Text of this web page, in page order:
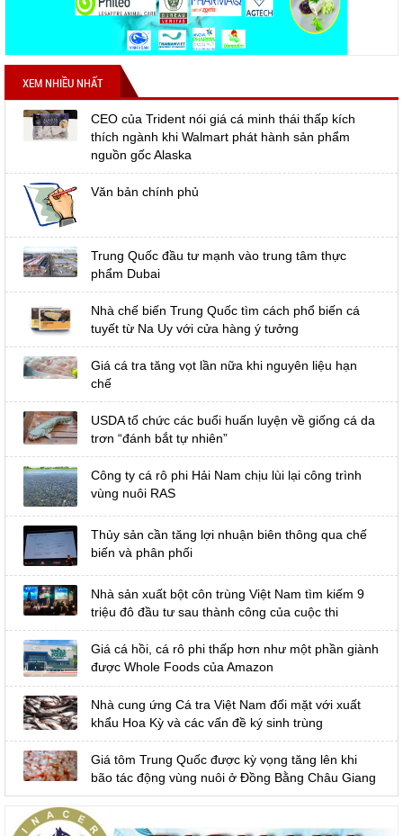
XEM NHIỀU NHẤT
CEO của Trident nói giá cá minh thái thấp kích
thích ngành khi Walmart phát hành sản phẩm
nguồn gốc Alaska
Văn bản chính phủ
Trung Quốc đầu tư mạnh vào trung tâm thực
phẩm Dubai
Nhà chế biến Trung Quốc tìm cách phổ biến cá
tuyết từ Na Uy với cửa hàng ý tưởng
Giá cá tra tăng vọt lần nữa khi nguyên liệu hạn
chế
USDA tổ chức các buổi huấn luyện về giống cá da
trơn “đánh bắt tự nhiên”
Công ty cá rô phi Hải Nam chịu lùi lại công trình
vùng nuôi RAS
Thủy sản cần tăng lợi nhuận biên thông qua chế
biến và phân phối
Nhà sản xuất bột côn trùng Việt Nam tìm kiếm 9
triệu đô đầu tư sau thành công của cuộc thi
Giá cá hồi, cá rô phi thấp hơn như một phần giành
được Whole Foods của Amazon
Nhà cung ứng Cá tra Việt Nam đối mặt với xuất
khẩu Hoa Kỳ và các vấn đề ký sinh trùng
Giá tôm Trung Quốc được kỳ vọng tăng lên khi
bão tác động vùng nuôi ở Đồng Bằng Châu Giang